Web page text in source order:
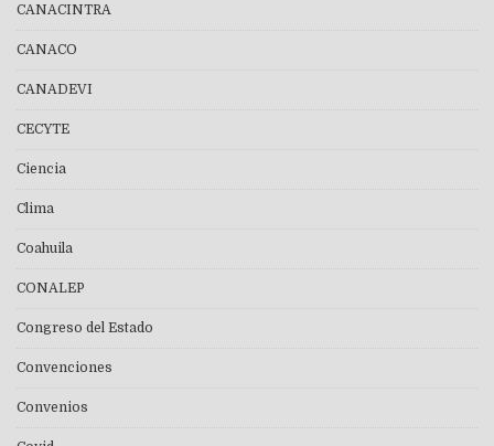
CANACINTRA
CANACO
CANADEVI
CECYTE
Ciencia
Clima
Coahuila
CONALEP
Congreso del Estado
Convenciones
Convenios